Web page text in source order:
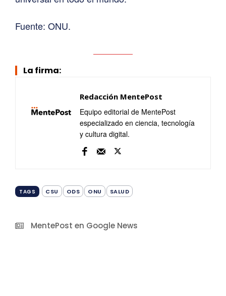
Fuente: ONU.
La firma:
Redacción MentePost
Equipo editorial de MentePost
especializado en ciencia, tecnología
y cultura digital.
TAGS CSU ODS ONU SALUD
MentePost en Google News